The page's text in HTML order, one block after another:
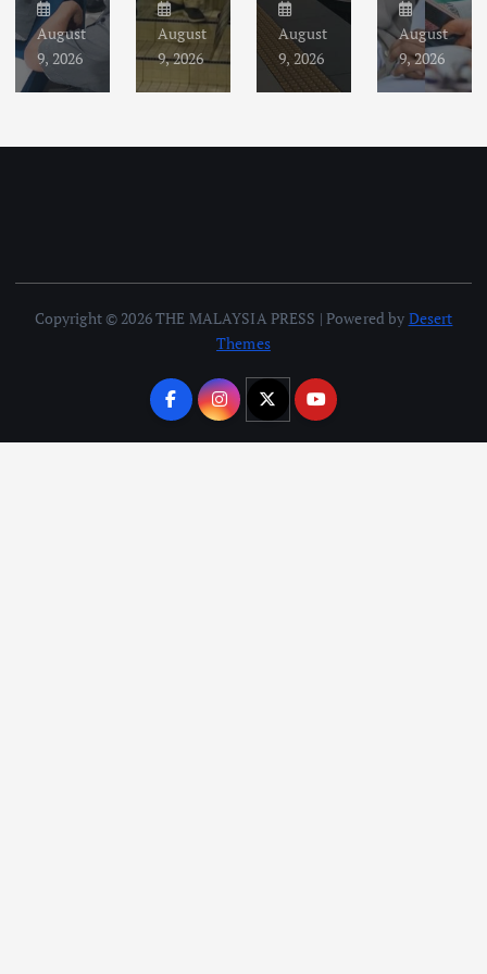
August
9, 2026
August
9, 2026
August
9, 2026
August
9, 2026
Copyright © 2026 THE MALAYSIA PRESS | Powered by Desert
Themes